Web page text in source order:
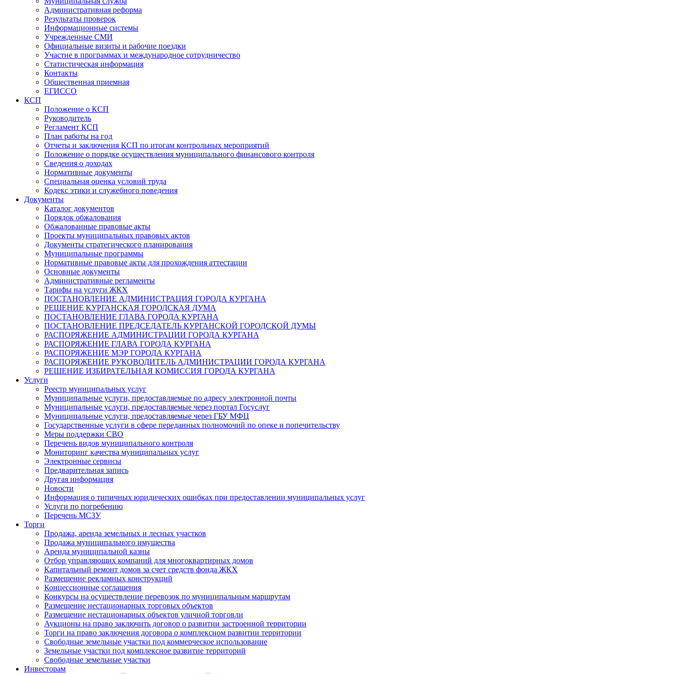
Административная реформа
Результаты проверок
Информационные системы
Учрежденные СМИ
Официальные визиты и рабочие поездки
Участие в программах и международное сотрудничество
Статистическая информация
Контакты
Общественная приемная
ЕГИССО
КСП
Положение о КСП
Руководитель
Регламент КСП
План работы на год
Отчеты и заключения КСП по итогам контрольных мероприятий
Положение о порядке осуществления муниципального финансового контроля
Сведения о доходах
Нормативные документы
Специальная оценка условий труда
Кодекс этики и служебного поведения
Документы
Каталог документов
Порядок обжалования
Обжалованные правовые акты
Проекты муниципальных правовых актов
Документы стратегического планирования
Муниципальные программы
Нормативные правовые акты для прохождения аттестации
Основные документы
Административные регламенты
Тарифы на услуги ЖКХ
ПОСТАНОВЛЕНИЕ АДМИНИСТРАЦИЯ ГОРОДА КУРГАНА
РЕШЕНИЕ КУРГАНСКАЯ ГОРОДСКАЯ ДУМА
ПОСТАНОВЛЕНИЕ ГЛАВА ГОРОДА КУРГАНА
ПОСТАНОВЛЕНИЕ ПРЕДСЕДАТЕЛЬ КУРГАНСКОЙ ГОРОДСКОЙ ДУМЫ
РАСПОРЯЖЕНИЕ АДМИНИСТРАЦИИ ГОРОДА КУРГАНА
РАСПОРЯЖЕНИЕ ГЛАВА ГОРОДА КУРГАНА
РАСПОРЯЖЕНИЕ МЭР ГОРОДА КУРГАНА
РАСПОРЯЖЕНИЕ РУКОВОДИТЕЛЬ АДМИНИСТРАЦИИ ГОРОДА КУРГАНА
РЕШЕНИЕ ИЗБИРАТЕЛЬНАЯ КОМИССИЯ ГОРОДА КУРГАНА
Услуги
Реестр муниципальных услуг
Муниципальные услуги, предоставляемые по адресу электронной почты
Муниципальные услуги, предоставляемые через портал Госуслуг
Муниципальные услуги, предоставляемые через ГБУ МФЦ
Государственные услуги в сфере переданных полномочий по опеке и попечительству
Меры поддержки СВО
Перечень видов муниципального контроля
Мониторинг качества муниципальных услуг
Электронные сервисы
Предварительная запись
Другая информация
Новости
Информация о типичных юридических ошибках при предоставлении муниципальных услуг
Услуги по погребению
Перечень МСЗУ
Торги
Продажа, аренда земельных и лесных участков
Продажа муниципального имущества
Аренда муниципальной казны
Отбор управляющих компаний для многоквартирных домов
Капитальный ремонт домов за счет средств фонда ЖКХ
Размещение рекламных конструкций
Концессионные соглашения
Конкурсы на осуществление перевозок по муниципальным маршрутам
Размещение нестационарных торговых объектов
Размещение нестационарных объектов уличной торговли
Аукционы на право заключить договор о развитии застроенной территории
Торги на право заключения договора о комплексном развитии территории
Свободные земельные участки под коммерческое использование
Земельные участки под комплексное развитие территорий
Свободные земельные участки
Инвесторам